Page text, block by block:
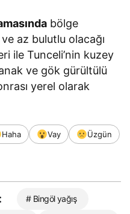
bölge
az bulutlu olacağı
ile Tunceli’nin kuzey
ve gök gürültülü
yerel olarak
Haha Vay
Üzgün
# Bingöl yağış